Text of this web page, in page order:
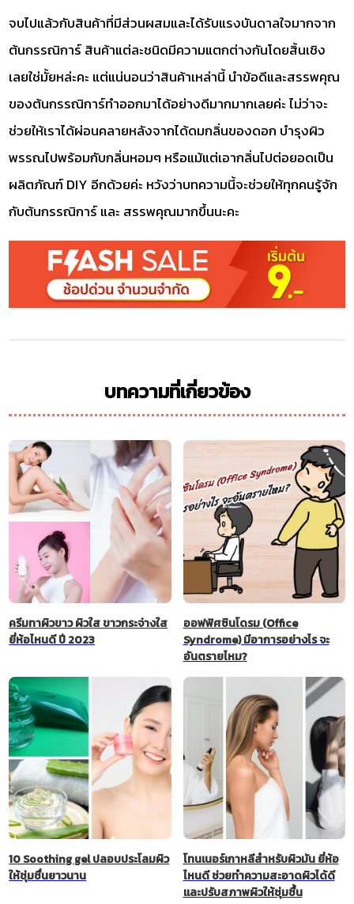
จบไปแล้วกับสินค้าที่มีส่วนผสมและได้รับแรงบันดาลใจมากจาก
ต้นกรรณิการ์ สินค้าแต่ละชนิดมีความแตกต่างกันโดยสิ้นเชิง
เลยใช่มั้ยหล่ะคะ แต่แน่นอนว่าสินค้าเหล่านี้ นำข้อดีและสรรพคุณ
ของต้นกรรณิการ์ทำออกมาได้อย่างดีมากมากเลยค่ะ ไม่ว่าจะ
ช่วยให้เราได้ผ่อนคลายหลังจากได้ดมกลิ่นของดอก บำรุงผิว
พรรณไปพร้อมกับกลิ่นหอมๆ หรือแม้แต่เอากลิ่นไปต่อยอดเป็น
ผลิตภัณฑ์ DIY อีกด้วยค่ะ หวังว่าบทความนี้จะช่วยให้ทุกคนรู้จัก
กับต้นกรรณิการ์ และ สรรพคุณมากขึ้นนะคะ
บทความที่เกี่ยวข้อง
ครีมทาผิวขาว ผิวใส ขาวกระจ่างใส
ยี่ห้อไหนดี ปี 2023
ออฟฟิศซินโดรม (Office
Syndrome) มีอาการอย่างไร จะ
อันตรายไหม?
10 Soothing gel ปลอบประโลมผิว
ให้ชุ่มชื่นยาวนาน
โทนเนอร์เกาหลีสำหรับผิวมัน ยี่ห้อ
ไหนดี ช่วยทำความสะอาดผิวได้ดี
และปรับสภาพผิวให้ชุ่มชื้น